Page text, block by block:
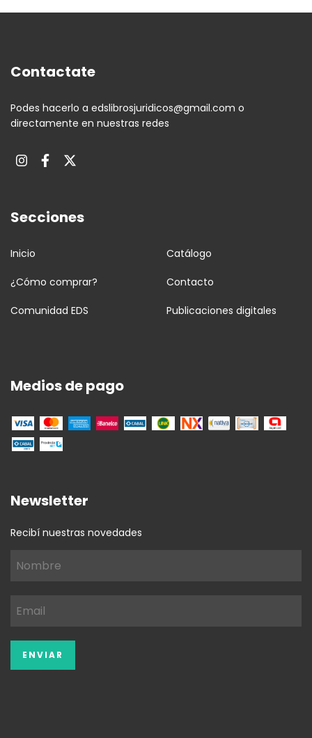
Contactate
Podes hacerlo a edslibrosjuridicos@gmail.com o
directamente en nuestras redes
Secciones
Inicio Catálogo
¿Cómo comprar? Contacto
Comunidad EDS Publicaciones digitales
Medios de pago
Newsletter
Recibí nuestras novedades